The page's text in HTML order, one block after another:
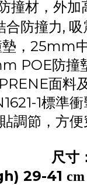
撞材，外加
合防撞力,
， 25mm
POE防撞
面料
1標準衝
調節，方
尺寸
29-41